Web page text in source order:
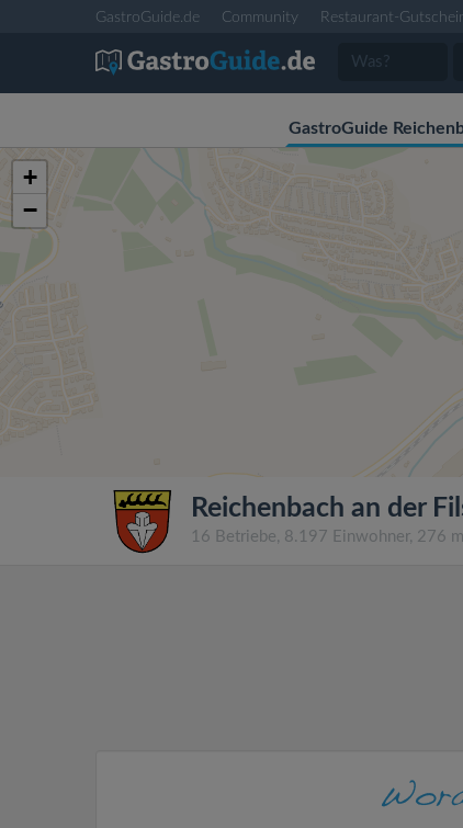
GastroGuide.de Community Restaurant-
GastroGuide
+
−
Reichenbach an der
16 Betriebe, 8.197 Einwohner, 276